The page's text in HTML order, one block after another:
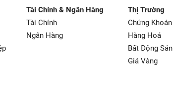
Tài Chính & Ngân Hàng
Tài Chính
Ngân Hàng
Thị Trường
Chứng Khoán
Hàng Hoá
Bất Động Sản
Giá Vàng